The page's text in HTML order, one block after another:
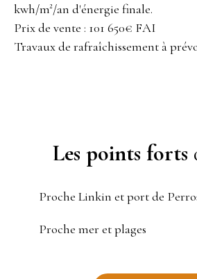
kwh/m²/an d'énergie finale.
Prix de vente : 101 650€ FAI
Travaux de rafraîchissement à
Les points forts
Proche Linkin et port de
Proche mer et plages